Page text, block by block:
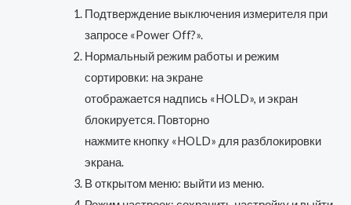
Подтверждение выключения измерителя при
запросе «Power Off?».
Нормальный режим работы и режим
сортировки: на экране
отображается надпись «HOLD», и экран
блокируется. Повторно
нажмите кнопку «HOLD» для разблокировки
экрана.
В открытом меню: выйти из меню.